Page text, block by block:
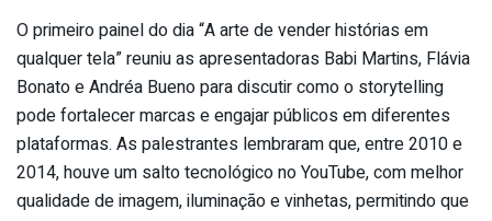
O primeiro painel do dia “A arte de vender histórias em
qualquer tela” reuniu as apresentadoras Babi Martins, Flávia
Bonato e Andréa Bueno para discutir como o storytelling
pode fortalecer marcas e engajar públicos em diferentes
plataformas. As palestrantes lembraram que, entre 2010 e
2014, houve um salto tecnológico no YouTube, com melhor
qualidade de imagem, iluminação e vinhetas, permitindo que